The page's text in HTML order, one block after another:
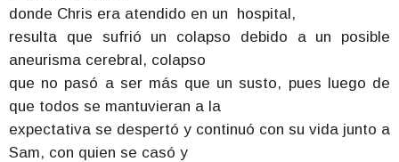
donde Chris era atendido en un
hospital,
resulta que sufrió un colapso debido a un posible
aneurisma cerebral, colapso
que no pasó a ser más que un susto, pues luego de
que todos se mantuvieran a la
expectativa se despertó y continuó con su vida junto a
Sam, con quien se casó y